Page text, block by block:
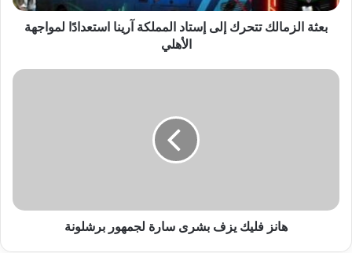
بعثة الزمالك تتحرك إلى إستاد المملكة آرينا استعدادًا لمواجهة
الأهلي
هانز فليك يزف بشرى سارة لجمهور برشلونة